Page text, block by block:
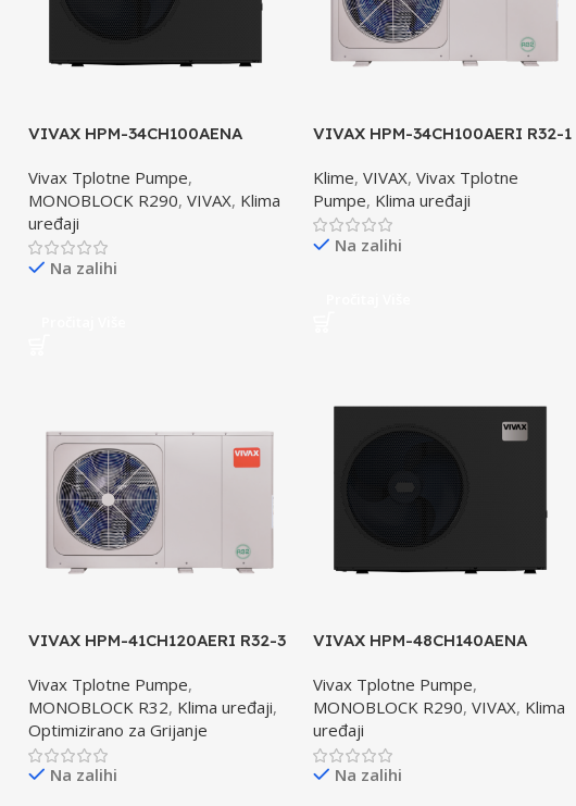
VIVAX HPM-34CH100AENA
VISOKOTEMPERATURNA
Vivax Tplotne Pumpe,
MONOBLOCK R290,VIVAX, Klima
uređaji
Na zalihi
VIVAX HPM-34CH100AERI R32-1
Klime,VIVAX,Vivax Tplotne
Pumpe, Klima uređaji
Na zalihi
VIVAX HPM-41CH120AERI R32-3
Vivax Tplotne Pumpe,
MONOBLOCK R32, Klima uređaji,
Optimizirano za Grijanje
Na zalihi
VIVAX HPM-48CH140AENA
VISOKOTEMPERATURNA
Vivax Tplotne Pumpe,
MONOBLOCK R290,VIVAX, Klima
uređaji
Na zalihi